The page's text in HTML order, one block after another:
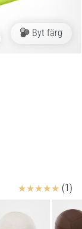
Byt färg
Recensioner (1)